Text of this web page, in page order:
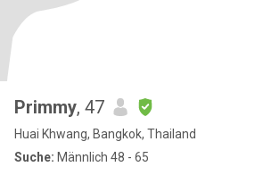
Primmy, 47
Huai Khwang, Bangkok, Thailand
Suche: Männlich 48 - 65